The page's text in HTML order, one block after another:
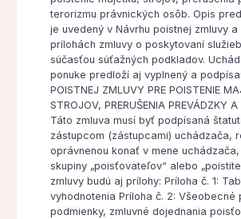
terorizmu právnických osôb. Opis
je uvedený v Návrhu poistnej zmluvy
prílohách zmluvy o poskytovaní
súčasťou súťažných podkladov.
ponuke predloží aj vyplnený a
POISTNEJ ZMLUVY PRE POISTENIE
STROJOV, PRERUŠENIA PREVÁDZKY A
Táto zmluva musí byť podpísaná
zástupcom (zástupcami) uchádzača,
oprávnenou konať v mene
skupiny „poisťovateľov“ alebo
zmluvy budú aj prílohy: Príloha č. 1:
vyhodnotenia Príloha č. 2: Všeobecné
podmienky, zmluvné dojednania